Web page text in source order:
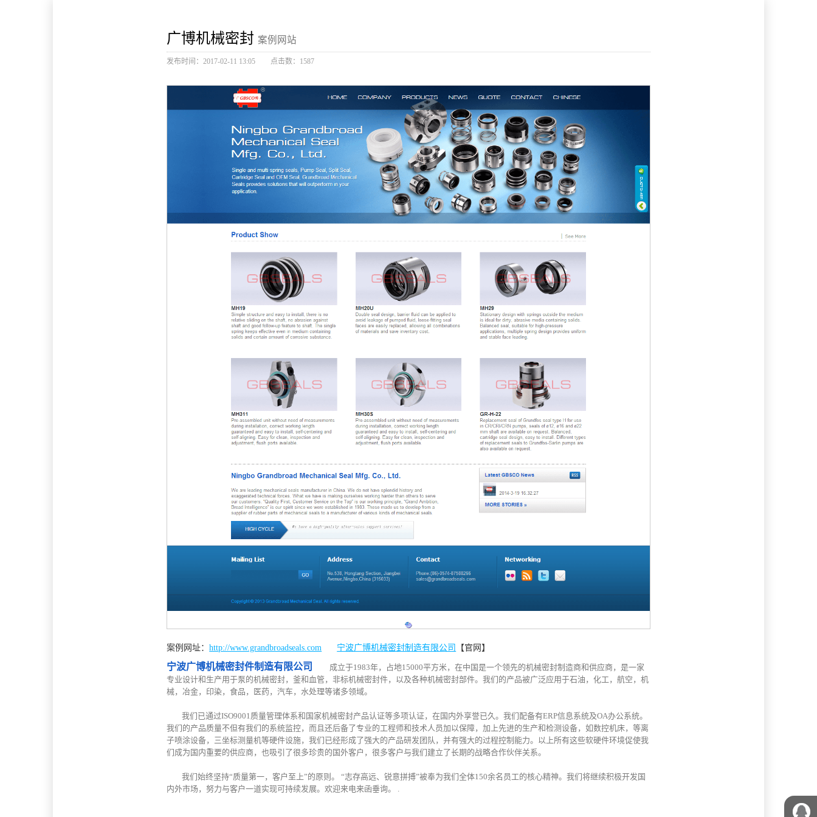
广博机械密封案例网站
发布时间：2017-02-11 13:05 点击数：1587
案例网址：http://www.grandbroadseals.com 宁波广博机械密封制造有限公司 【官网】
宁波广博机械密封件制造有限公司
成立于1983年，占地15000平方米，在中国是一个领先的机械密封制造商和供应商，是一家
专业设计和生产用于泵的机械密封，釜和血管，非标机械密封件，以及各种机械密封部件。我们的产品被广泛应用于石油，化工，航空，机
械，冶金，印染，食品，医药，汽车，水处理等诸多领域。
我们已通过ISO9001质量管理体系和国家机械密封产品认证等多项认证，在国内外享誉已久。我们配备有ERP信息系统及OA办公系统。
我们的产品质量不但有我们的系统监控，而且还后备了专业的工程师和技术人员加以保障，加上先进的生产和检测设备，如数控机床，等离
子喷涂设备，三坐标测量机等硬件设施，我们已经形成了强大的产品研发团队，并有强大的过程控制能力。以上所有这些软硬件环境促使我
们成为国内重要的供应商，也吸引了很多珍贵的国外客户，很多客户与我们建立了长期的战略合作伙伴关系。
我们始终坚持“质量第一，客户至上”的原则。 “志存高远、锐意拼搏”被奉为我们全体150余名员工的核心精神。我们将继续积极开发国
内外市场，努力与客户一道实现可持续发展。欢迎来电来函垂询。 .